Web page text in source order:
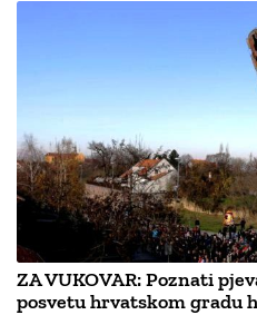
ZA VUKOVAR: Poznati
posvetu hrvatskom gradu